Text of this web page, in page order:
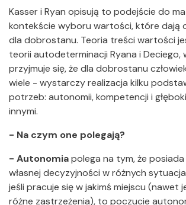
Kasser i Ryan opisują to podejście do
kontekście wyboru wartości, które dają
dla dobrostanu. Teoria treści wartości
teorii autodeterminacji Ryana i Deciego,
przyjmuje się, że dla dobrostanu
wiele - wystarczy realizacja kilku
potrzeb: autonomii, kompetencji i
innymi.
- Na czym one polegają?
- Autonomiapolega na tym, że
własnej decyzyjności w różnych
jeśli pracuje się w jakimś miejscu (nawet
różne zastrzeżenia), to poczucie